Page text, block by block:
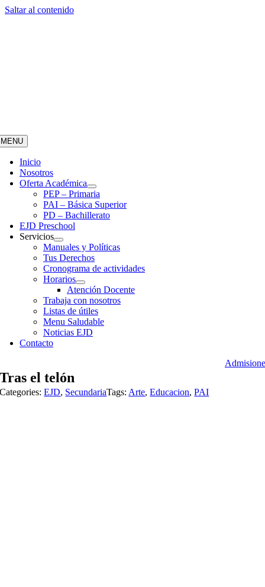
Saltar al contenido
MENU
Inicio
Nosotros
Oferta Académica
PEP – Primaria
PAI – Básica Superior
PD – Bachillerato
EJD Preschool
Servicios
Manuales y Políticas
Tus Derechos
Cronograma de actividades
Horarios
Atención Docente
Trabaja con nosotros
Listas de útiles
Menu Saludable
Noticias EJD
Contacto
Tras el telón
Categories:EJD, SecundariaTags: Arte,Educacion,PAI